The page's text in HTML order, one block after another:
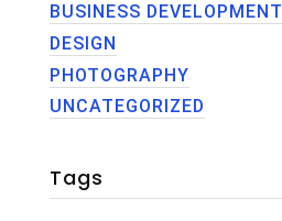
BUSINESS DEVELOPMENT
DESIGN
PHOTOGRAPHY
UNCATEGORIZED
Tags